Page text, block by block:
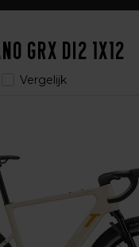
GRX Di2 1x12
Vergelijk